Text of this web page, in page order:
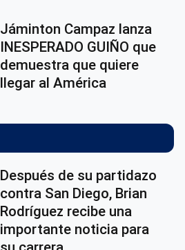
Jáminton Campaz lanza
INESPERADO GUIÑO que
demuestra que quiere
llegar al América
Después de su partidazo
contra San Diego, Brian
Rodríguez recibe una
importante noticia para